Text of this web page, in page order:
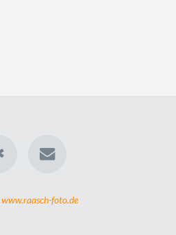
www.raasch-foto.de